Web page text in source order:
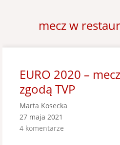
mecz w
EURO 2020 –
zgodą TVP
Marta Kosecka
27 maja 2021
4 komentarze